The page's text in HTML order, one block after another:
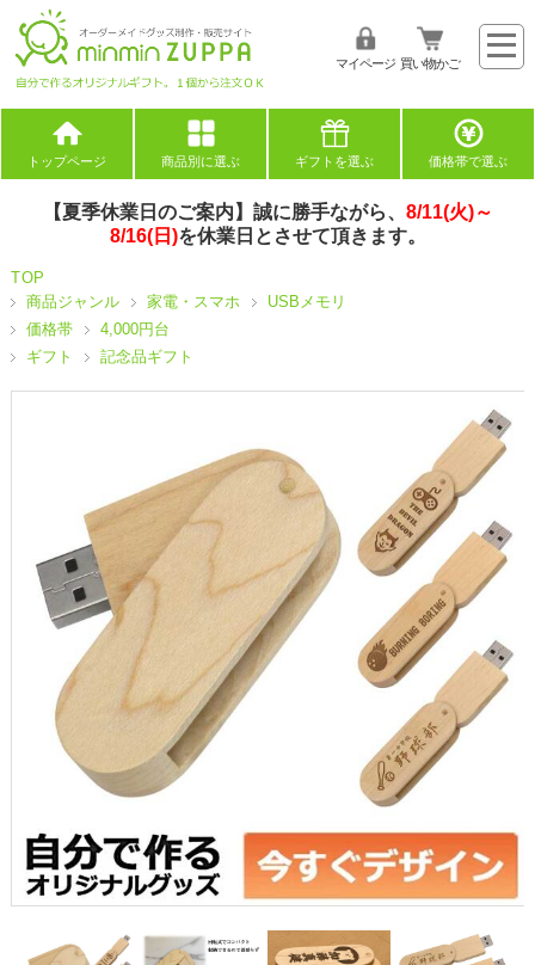
マイページ 買い物かご
トップページ 商品別に選ぶ ギフトを選ぶ 価格帯で選ぶ
【夏季休業日のご案内】誠に勝手ながら、 8/11(火)～
8/16(日)を休業日とさせて頂きます。
TOP
商品ジャンル
家電・スマホ
USBメモリ
価格帯
4,000円台
ギフト
記念品ギフト